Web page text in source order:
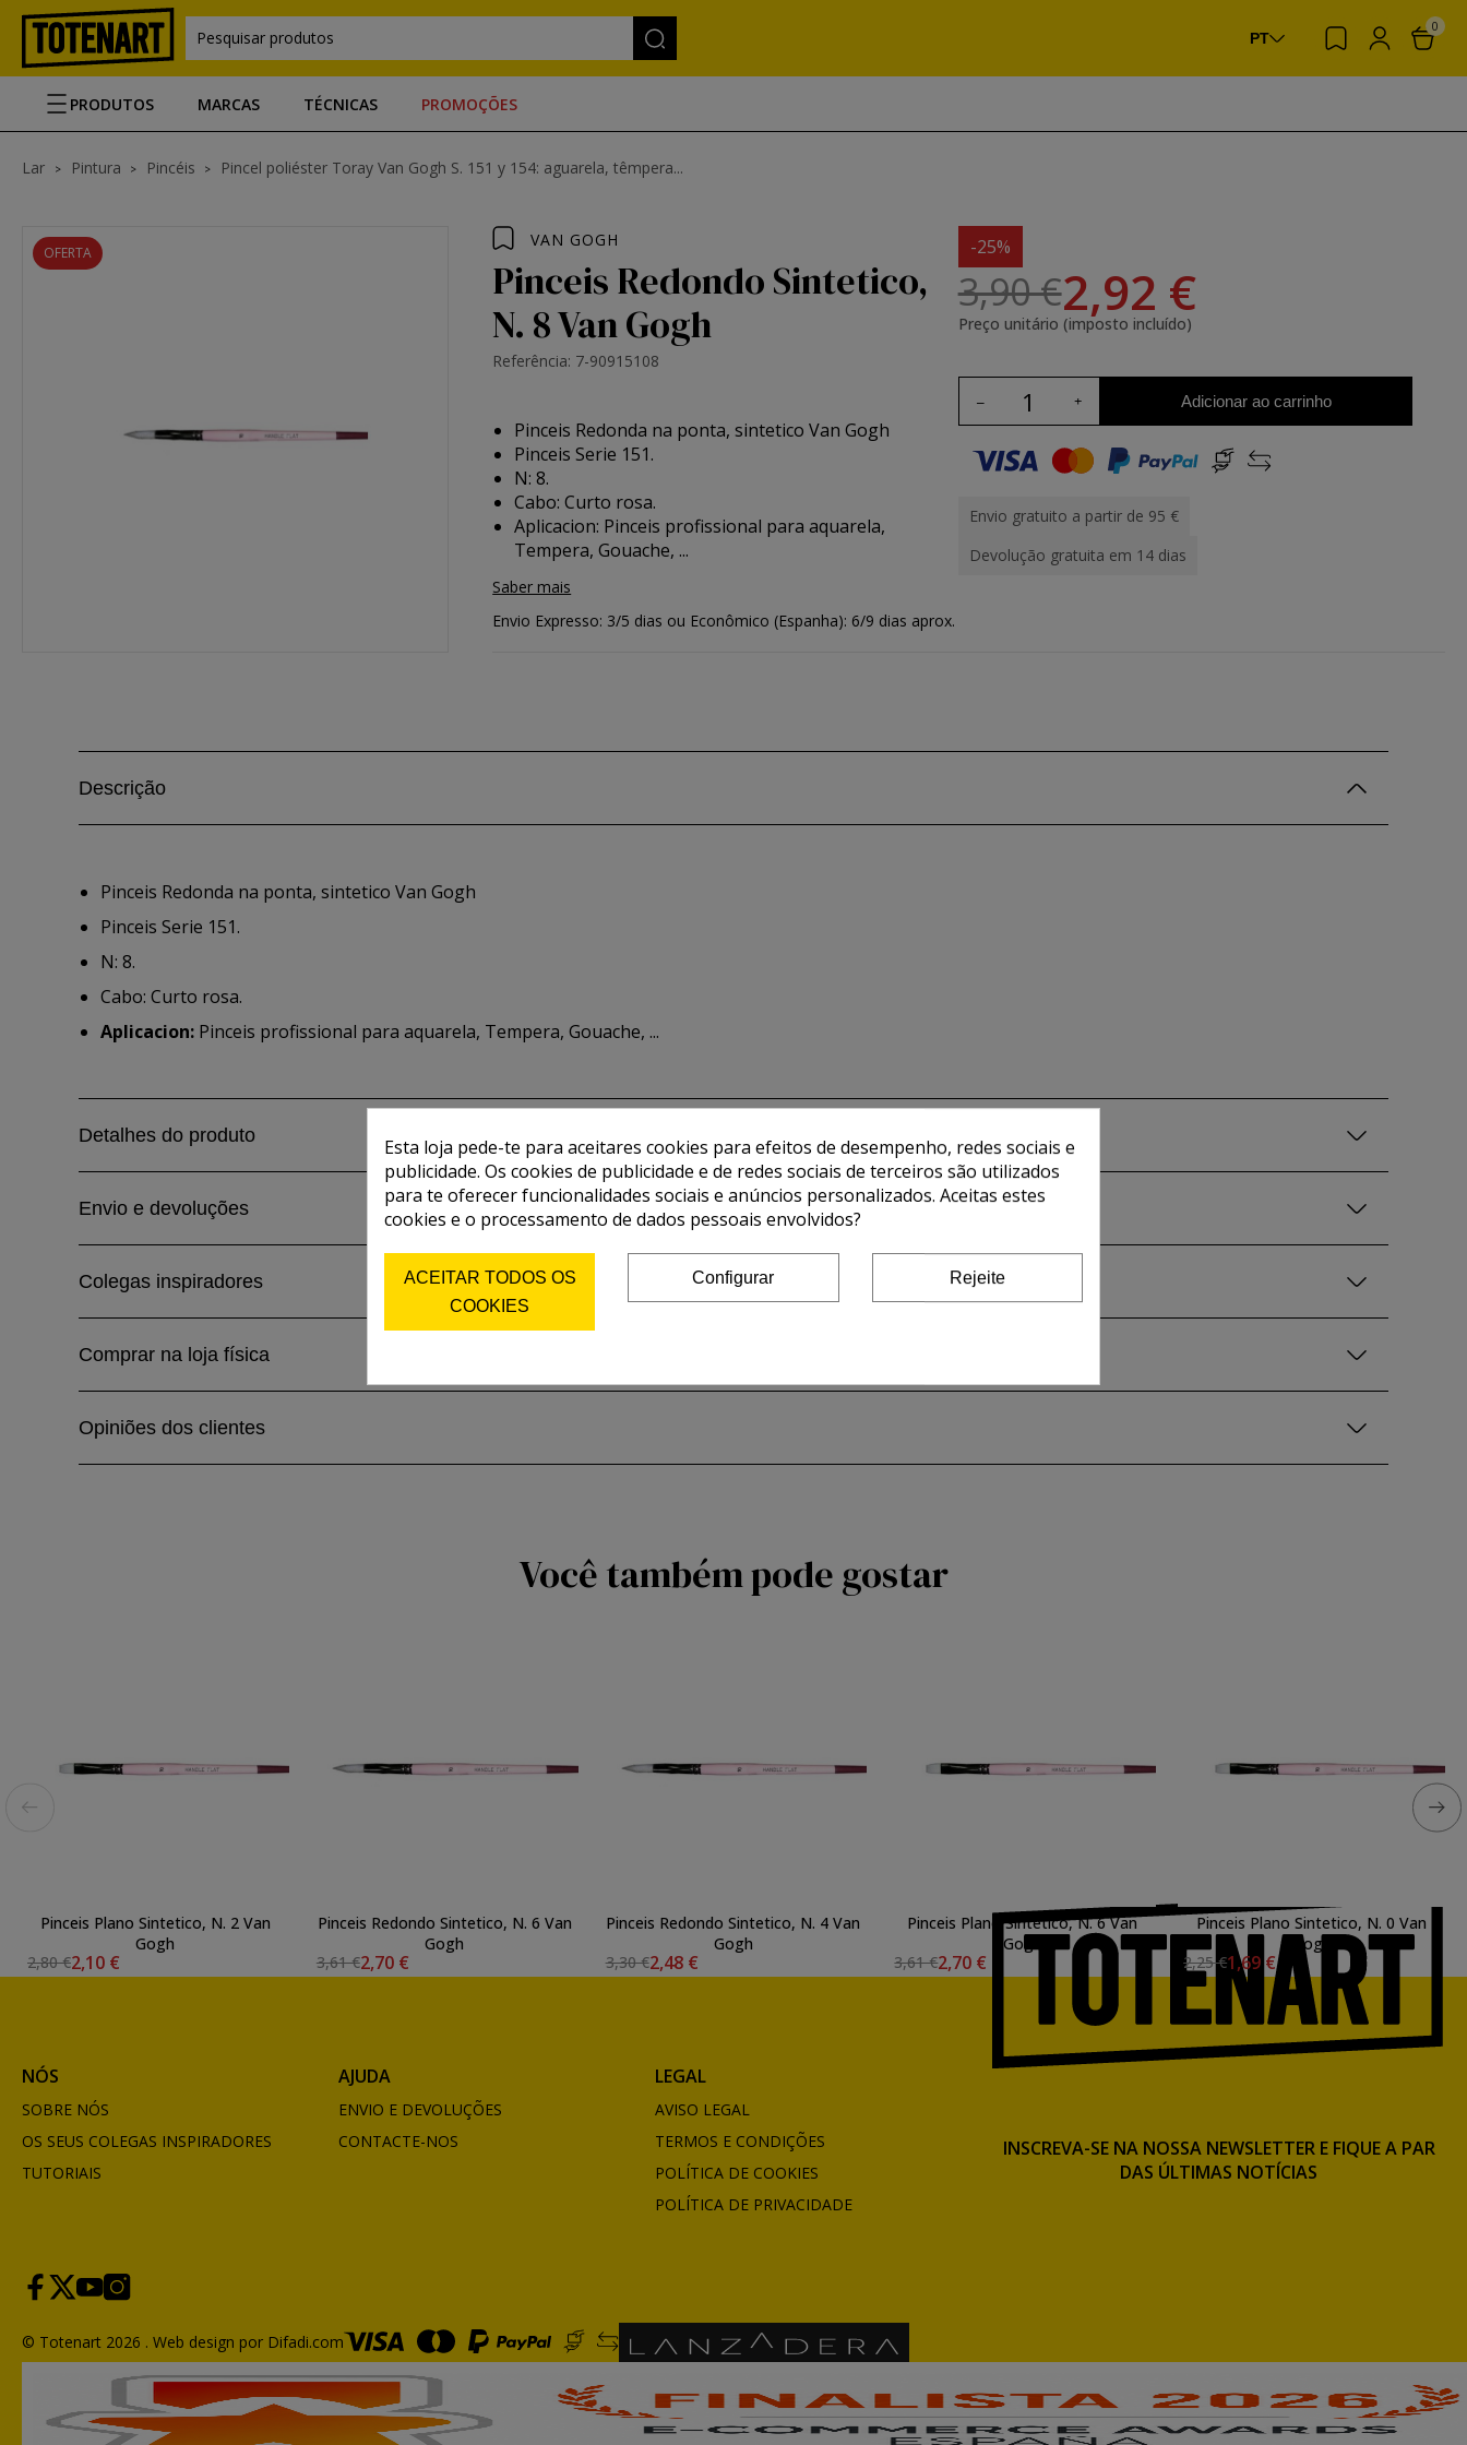
Pesquisar produtos PT
0
PRODUTOS MARCAS TÉCNICAS PROMOÇÕES
Lar Pintura Pincéis Pincel poliéster Toray Van Gogh S. 151 y 154: aguarela, têmpera...
OFERTA
VAN GOGH
Pinceis Redondo Sintetico,
N. 8 Van Gogh
Referência: 7-90915108
Pinceis Redonda na ponta, sintetico Van Gogh
Pinceis Serie 151.
N: 8.
Cabo: Curto rosa.
Aplicacion: Pinceis profissional para aquarela,
Tempera, Gouache, ...
Saber mais
-25%
3,90 €2,92 €
Preço unitário (imposto incluído)
Adicionar ao carrinho
Envio gratuito a partir de 95 €
Devolução gratuita em 14 dias
Envio Expresso: 3/5 dias ou Econômico (Espanha): 6/9 dias aprox.
Descrição
Pinceis Redonda na ponta, sintetico Van Gogh
Pinceis Serie 151.
N: 8.
Cabo: Curto rosa.
Aplicacion: Pinceis profissional para aquarela, Tempera, Gouache, ...
Detalhes do produto
Envio e devoluções
Colegas inspiradores
Comprar na loja física
Opiniões dos clientes
Você também pode gostar
Pinceis Plano Sintetico, N. 2 Van
Gogh
2,80 €2,10 €
Pinceis Redondo Sintetico, N. 6 Van
Gogh
3,61 €2,70 €
Pinceis Redondo Sintetico, N. 4 Van
Gogh
3,30 €2,48 €
Pinceis Plano Sintetico, N. 6 Van
Gogh
3,61 €2,70 €
Pinceis Plano Sintetico, N. 0 Van
Gogh
2,25 €1,69 €
NÓS
SOBRE NÓS
OS SEUS COLEGAS INSPIRADORES
TUTORIAIS
AJUDA
ENVIO E DEVOLUÇÕES
CONTACTE-NOS
LEGAL
AVISO LEGAL
TERMOS E CONDIÇÕES
POLÍTICA DE COOKIES
POLÍTICA DE PRIVACIDADE
INSCREVA-SE NA NOSSA NEWSLETTER E FIQUE A PAR
DAS ÚLTIMAS NOTÍCIAS
© Totenart 2026 . Web design por Difadi.com
Esta loja pede-te para aceitares cookies para efeitos de desempenho, redes sociais e
publicidade. Os cookies de publicidade e de redes sociais de terceiros são utilizados
para te oferecer funcionalidades sociais e anúncios personalizados. Aceitas estes
cookies e o processamento de dados pessoais envolvidos?
ACEITAR TODOS OS
COOKIES
Configurar Rejeite